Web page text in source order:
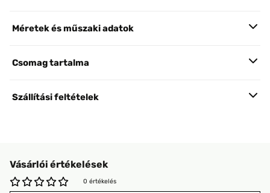
Méretek és műszaki adatok
Csomag tartalma
Szállítási feltételek
Vásárlói értékelések
0 értékelés